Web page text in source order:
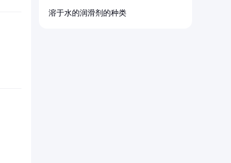
溶于水的润滑剂的种类